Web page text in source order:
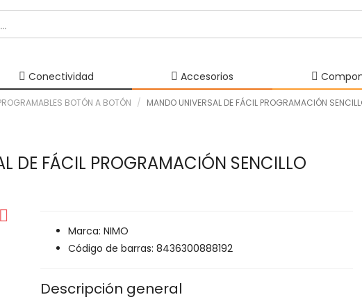
Conectividad Accesorios
BOTÓN A BOTÓN MANDO UNIVERSAL DE FÁCIL PROGRAMACIÓN
DE FÁCIL PROGRAMACIÓN SENCILLO
Marca: NIMO
Código de barras: 8436300888192
Descripción general